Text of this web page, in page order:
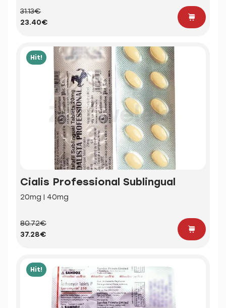
31.13€
23.40€
Hit!
Cialis Professional Sublingual
20mg | 40mg
80.72€
37.28€
Hit!